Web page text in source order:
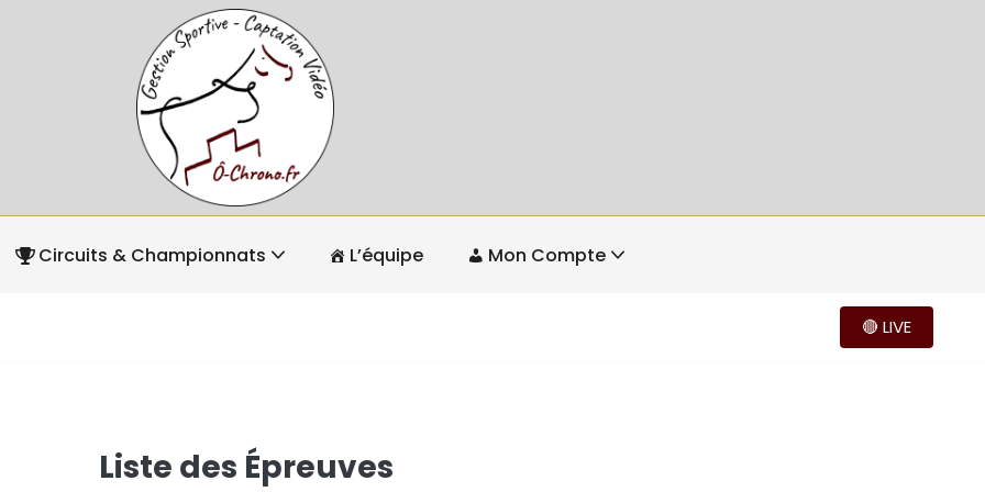
Circuits & Championnats L’équipe Mon Compte
🔴 LIVE
Liste des Épreuves